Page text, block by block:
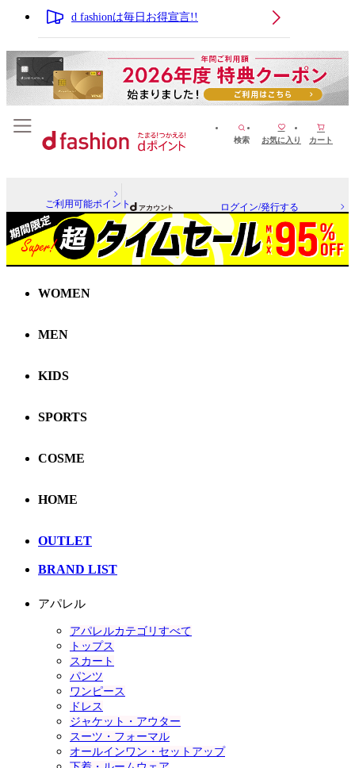
d fashionは毎日お得宣言!!
検索 お気に入り カート
ご利用可能ポイント ログイン/発行する
WOMEN
MEN
KIDS
SPORTS
COSME
HOME
OUTLET
BRAND LIST
アパレル
アパレルカテゴリすべて
トップス
スカート
パンツ
ワンピース
ドレス
ジャケット・アウター
スーツ・フォーマル
オールインワン・セットアップ